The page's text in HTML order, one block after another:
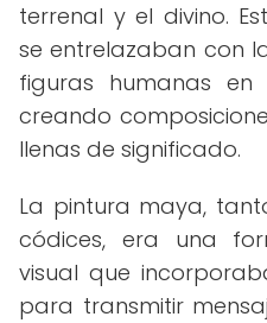
terrenal y el divino.
se entrelazaban con
figuras humanas
creando
llenas de significado.
La pintura maya,
códices, era una
visual que
para transmitir